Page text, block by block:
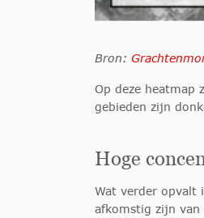
Bron:
Op deze heatmap
gebieden zijn
Hoge
Wat verder opvalt
afkomstig zijn van